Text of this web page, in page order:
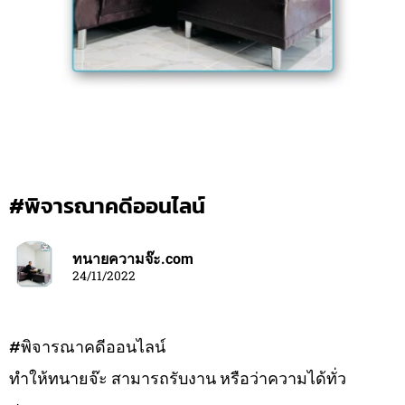
#พิจารณาคดีออนไลน์
ทนายความจ๊ะ.com
24/11/2022
#พิจารณาคดีออนไลน์
ทำให้ทนายจ๊ะ สามารถรับงาน หรือว่าความได้ทั่ว